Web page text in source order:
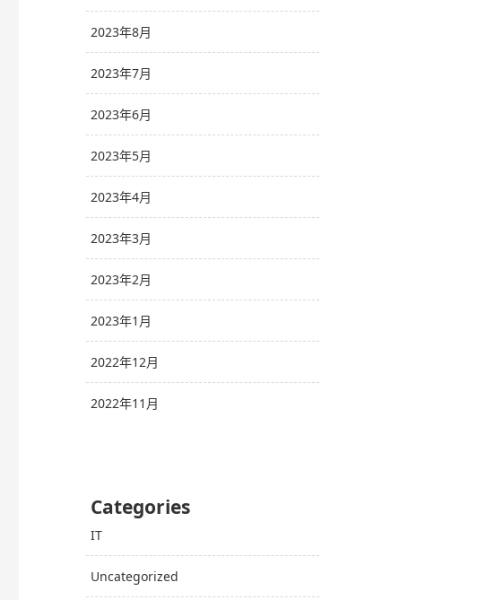
2023年8月
2023年7月
2023年6月
2023年5月
2023年4月
2023年3月
2023年2月
2023年1月
2022年12月
2022年11月
Categories
IT
Uncategorized